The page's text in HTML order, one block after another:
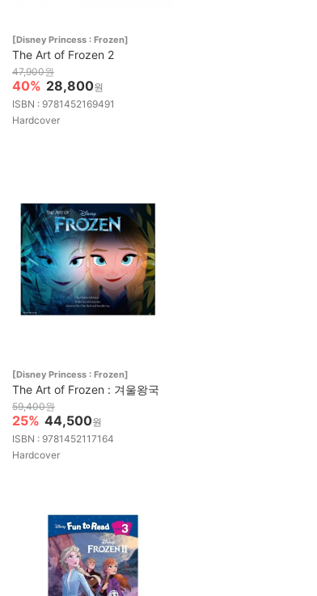
[Disney Princess : Frozen]
The Art of Frozen 2
47,900원
40% 28,800원
ISBN : 9781452169491
Hardcover
[Disney Princess : Frozen]
The Art of Frozen : 겨울왕국
59,400원
25% 44,500원
ISBN : 9781452117164
Hardcover